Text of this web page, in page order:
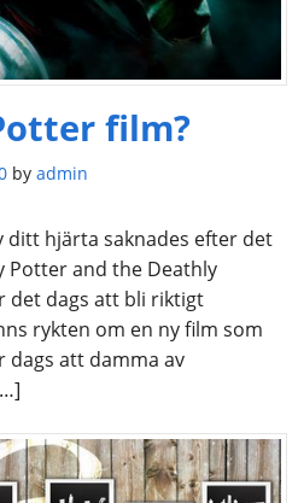
film?
by admin
ditt hjärta saknades efter det
Potter and the Deathly
det dags att bli riktigt
rykten om en ny film som
dags att damma av